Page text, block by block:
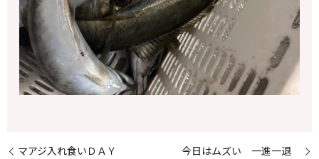
マアジ入れ食いＤＡＹ 今日はムズい 一進一退